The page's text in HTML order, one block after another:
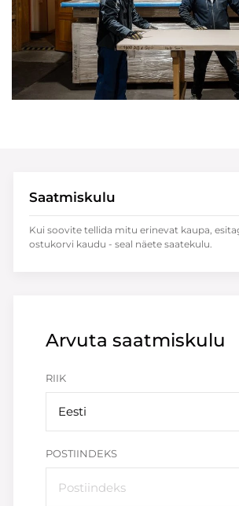
Arvuta saatmiskulu
RIIK
Eesti
POSTIINDEKS
Saatmiskulu
Kui soovite tellida mitu erinevat kaupa,
ostukorvi kaudu - seal näete saatekulu.